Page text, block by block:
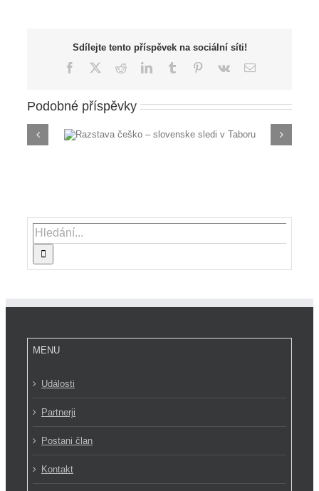
Sdílejte tento příspěvek na sociální síti!
Facebook RedditLinkedInTumblr Pinterest
Vk
E-
Podobné příspěvky
sledi v
Razstava Slovenija,
Hledat:
MENU
Události
Partnerji
Postani član
Kontakt